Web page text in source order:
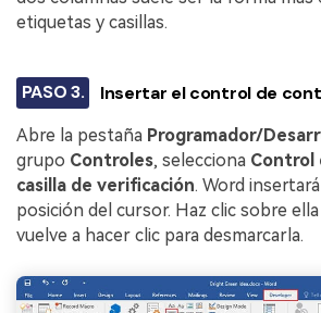
etiquetas y casillas.
PASO 3. Insertar el control de
Abre la pestaña Programador/
grupo Controles, selecciona Control
casilla de verificación. Word
posición del cursor. Haz clic sobre
vuelve a hacer clic para desmarcarla.